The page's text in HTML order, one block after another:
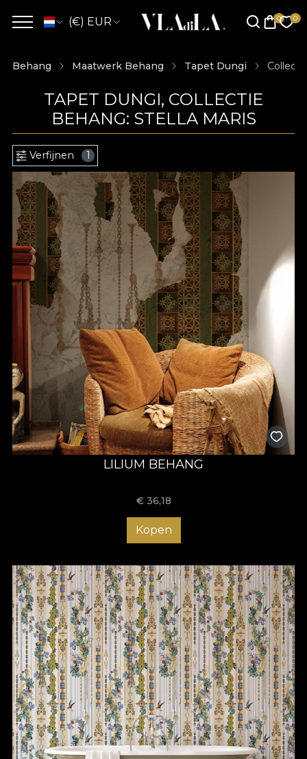
(€) EUR
Behang Maatwerk Behang Tapet Dungi
TAPET DUNGI, COLLECTIE
BEHANG: STELLA MARIS
Verfijnen 1
LILIUM BEHANG
€ 36,18
Kopen